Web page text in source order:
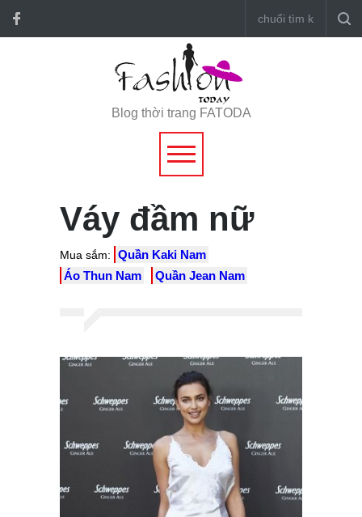
Blog thời trang FATODA
Váy đầm nữ
Mua sắm:
Quần Kaki Nam
Áo Thun Nam
Quần Jean Nam